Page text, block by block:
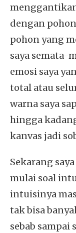
dengan
pohon yang
saya semata-
emosi saya
total atau
warna saya
hingga
kanvas jadi
Sekarang
mulai soal
intuisinya
tak bisa
sebab